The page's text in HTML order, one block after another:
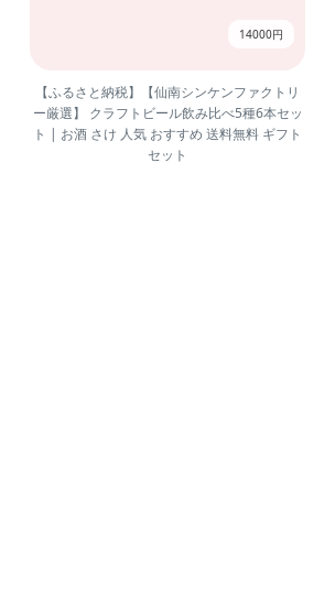
14000円
【ふるさと納税】【仙南シンケンファクトリ
ー厳選】 クラフトビール飲み比べ5種6本セッ
ト | お酒 さけ 人気 おすすめ 送料無料 ギフト
セット